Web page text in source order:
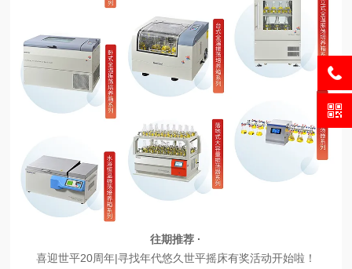
往期推荐 ·
喜迎世平20周年|寻找年代悠久世平摇床有奖活动开始啦！